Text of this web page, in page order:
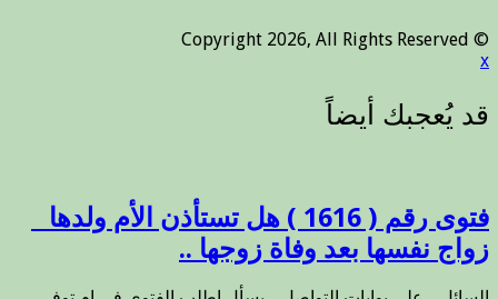
© Copyright 2026, All Rights Reserved
x
فتوى رقم ( 1616 ) هل تستأذن الأم ولدها _
زواج نفسها بعد وفاة زوجها ..